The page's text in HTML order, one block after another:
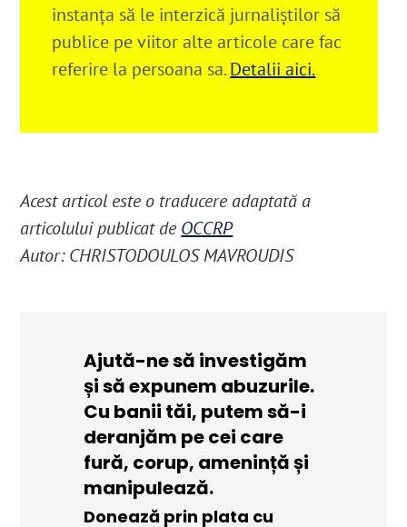
instanța să le interzică jurnaliștilor să
publice pe viitor alte articole care fac
referire la persoana sa.Detalii aici.
Acest articol este o traducere adaptată a
articolului publicat de OCCRP
Autor: CHRISTODOULOS MAVROUDIS
Ajută-ne să investigăm
și să expunem abuzurile.
Cu banii tăi, putem să-i
deranjăm pe cei care
fură, corup, amenință și
manipulează.
Donează prin plata cu